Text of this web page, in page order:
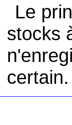
Le
stocks
certain.